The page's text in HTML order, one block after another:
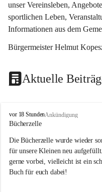
unser Vereinsleben,
sportlichen Leben,
Informationen aus dem
Bürgermeister Helmut
Aktuelle
T
o
a
j
vor 18 StundenAnkündigung
Bücherzelle
Die Bücherzelle wurde wieder
für unsere Kleinen neu
gerne vorbei, vielleicht ist ein
Buch für euch dabei!